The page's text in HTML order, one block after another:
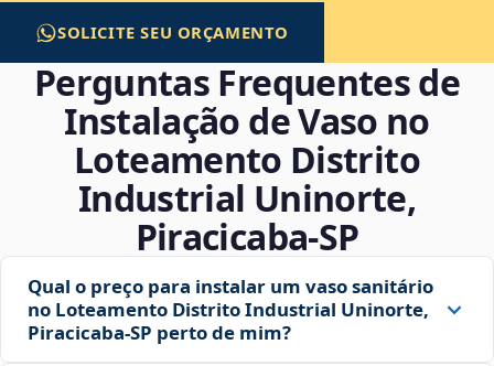
SOLICITE SEU ORÇAMENTO
Perguntas Frequentes de
Instalação de Vaso no
Loteamento Distrito
Industrial Uninorte,
Piracicaba‑SP
Qual o preço para instalar um vaso sanitário
no Loteamento Distrito Industrial Uninorte,
Piracicaba‑SP perto de mim?